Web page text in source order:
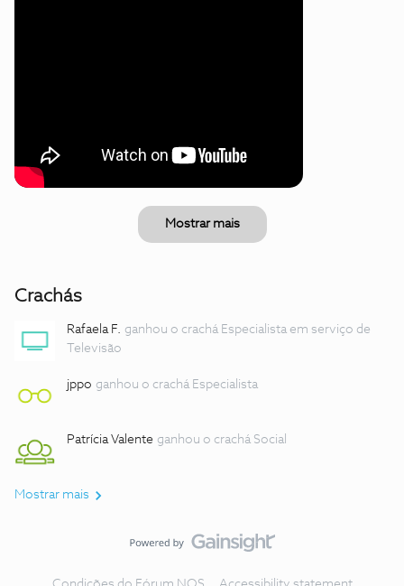
Mostrar mais
Crachás
Rafaela F. ganhou o crachá Especialista em serviço de
Televisão
jppo ganhou o crachá Especialista
Patrícia Valente ganhou o crachá Social
Mostrar mais